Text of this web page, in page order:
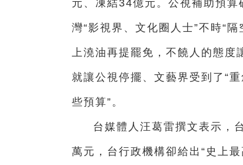
元、凍結34億元。公視補助預
灣“影視界、文化圈人士”不時“
上澆油再提罷免，不饒人的態
就讓公視停擺、文藝界受到了“
些預算”。
台媒體人汪葛雷撰文表示，
萬元，台行政機構卻給出“史上